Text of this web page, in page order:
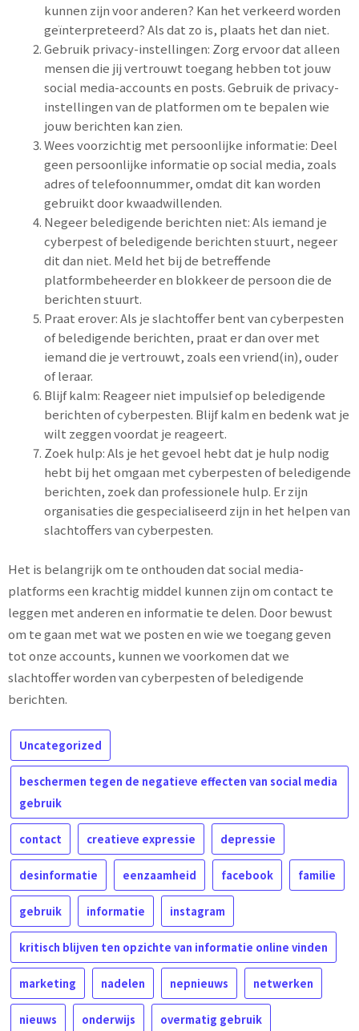
kunnen zijn voor anderen? Kan het verkeerd worden
geïnterpreteerd? Als dat zo is, plaats het dan niet.
Gebruik privacy-instellingen: Zorg ervoor dat alleen
mensen die jij vertrouwt toegang hebben tot jouw
social media-accounts en posts. Gebruik de privacy-
instellingen van de platformen om te bepalen wie
jouw berichten kan zien.
Wees voorzichtig met persoonlijke informatie: Deel
geen persoonlijke informatie op social media, zoals
adres of telefoonnummer, omdat dit kan worden
gebruikt door kwaadwillenden.
Negeer beledigende berichten niet: Als iemand je
cyberpest of beledigende berichten stuurt, negeer
dit dan niet. Meld het bij de betreffende
platformbeheerder en blokkeer de persoon die de
berichten stuurt.
Praat erover: Als je slachtoffer bent van cyberpesten
of beledigende berichten, praat er dan over met
iemand die je vertrouwt, zoals een vriend(in), ouder
of leraar.
Blijf kalm: Reageer niet impulsief op beledigende
berichten of cyberpesten. Blijf kalm en bedenk wat je
wilt zeggen voordat je reageert.
Zoek hulp: Als je het gevoel hebt dat je hulp nodig
hebt bij het omgaan met cyberpesten of beledigende
berichten, zoek dan professionele hulp. Er zijn
organisaties die gespecialiseerd zijn in het helpen van
slachtoffers van cyberpesten.
Het is belangrijk om te onthouden dat social media-
platforms een krachtig middel kunnen zijn om contact te
leggen met anderen en informatie te delen. Door bewust
om te gaan met wat we posten en wie we toegang geven
tot onze accounts, kunnen we voorkomen dat we
slachtoffer worden van cyberpesten of beledigende
berichten.
Uncategorized
beschermen tegen de negatieve effecten van social media
gebruik
contact creatieve expressie depressie
desinformatie eenzaamheid facebook familie
gebruik informatie instagram
kritisch blijven ten opzichte van informatie online vinden
marketing nadelen nepnieuws netwerken
nieuws onderwijs overmatig gebruik